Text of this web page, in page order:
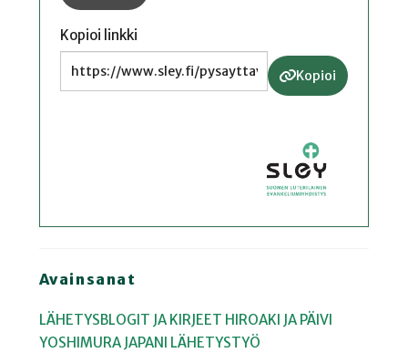
Kopioi linkki
Kopioi
Avainsanat
LÄHETYSBLOGIT JA KIRJEET HIROAKI JA PÄIVI
YOSHIMURA JAPANI LÄHETYSTYÖ